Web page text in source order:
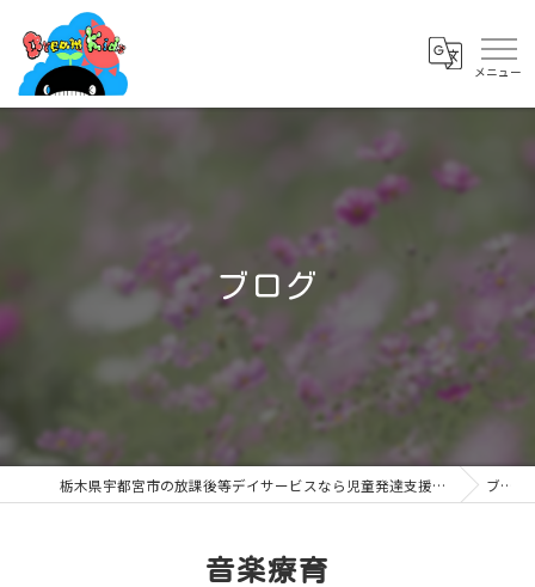
ブログ
栃木県宇都宮市の放課後等デイサービスなら児童発達支援・放課後等デイサービス ドリームキッズ簗瀬店 ブログ
音楽療育